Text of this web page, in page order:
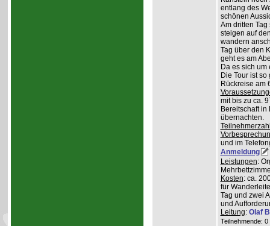
entlang des
schönen
Am dritten
steigen auf
wandern
Tag über den
geht es am
Da es sich
Die Tour ist
Rückreise am
mit bis zu ca.
Bereitschaft
übernachten.
und im
Anmeldung
Leistungen:
Kosten: ca.
für
Tag und zwei
und
Leitung: Olaf
Teilnehmende: